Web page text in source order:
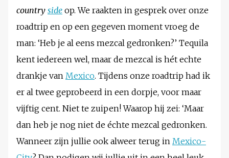
country side op. We raakten in gesprek over onze
roadtrip en op een gegeven moment vroeg de
man: ‘Heb je al eens mezcal gedronken?’ Tequila
kent iedereen wel, maar de mezcal is hét echte
drankje van Mexico. Tijdens onze roadtrip had ik
er al twee geprobeerd in een dorpje, voor maar
vijftig cent. Niet te zuipen! Waarop hij zei: ‘Maar
dan heb je nog niet de échte mezcal gedronken.
Wanneer zijn jullie ook alweer terug in Mexico-